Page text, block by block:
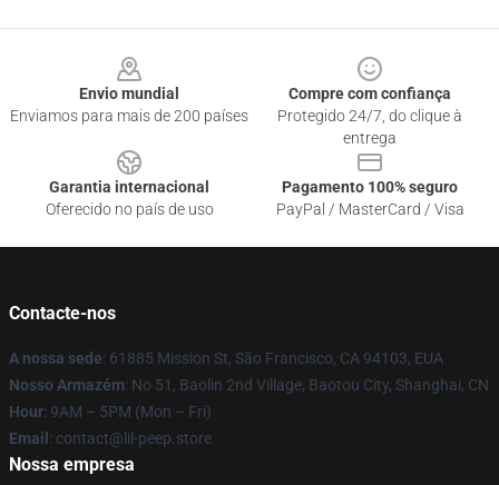
Envio mundial
Enviamos para mais de 200 países
Compre com confiança
Protegido 24/7, do clique à
entrega
Garantia internacional
Oferecido no país de uso
Pagamento 100% seguro
PayPal / MasterCard / Visa
Contacte-nos
A nossa sede: 61885 Mission St, São Francisco, CA 94103, EUA
Nosso Armazém: No 51, Baolin 2nd Village, Baotou City, Shanghai, CN
Hour: 9AM – 5PM (Mon – Fri)
Email : contact@lil-peep.store
Nossa empresa